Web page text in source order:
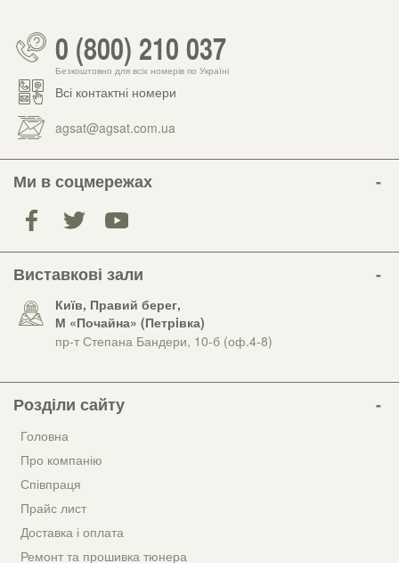
0 (800) 210 037
Безкоштовно для всіх номерів по Україні
Всі контактні номери
agsat@agsat.com.ua
Ми в соцмережах
Виставкові зали
Київ, Правий берег,
М «Почайна» (Петрiвка)
пр-т Степана Бандери, 10-б (оф.4-8)
Розділи сайту
Головна
Про компанію
Співпраця
Прайс лист
Доставка і оплата
Ремонт та прошивка тюнера